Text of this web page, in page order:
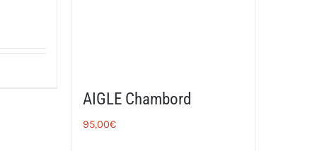
AIGLE Chambord
95,00€